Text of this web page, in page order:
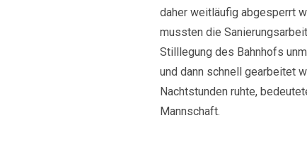
daher weitläufig abgesperrt
mussten die
Stilllegung des Bahnhofs
und dann schnell gearbeitet
Nachtstunden ruhte,
Mannschaft.